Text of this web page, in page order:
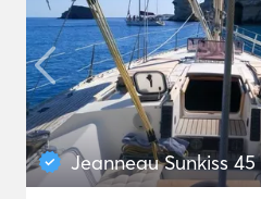
Jeanneau Sunkiss 45